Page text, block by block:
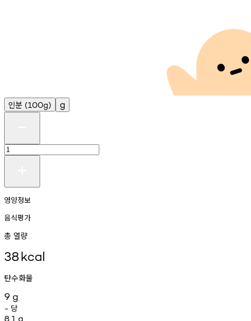
인분 (100g) g
영양정보
음식평가
총 열량
38kcal
탄수화물
9 g
- 당
8.1 g